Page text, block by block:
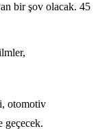
bir şov olacak. 45
otomotiv
geçecek.